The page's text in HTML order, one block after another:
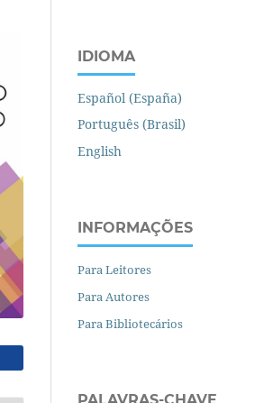
IDIOMA
Español (España)
Português (Brasil)
English
INFORMAÇÕES
Para Leitores
Para Autores
Para Bibliotecários